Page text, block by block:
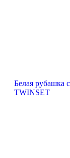
Белая рубашка
TWINSET